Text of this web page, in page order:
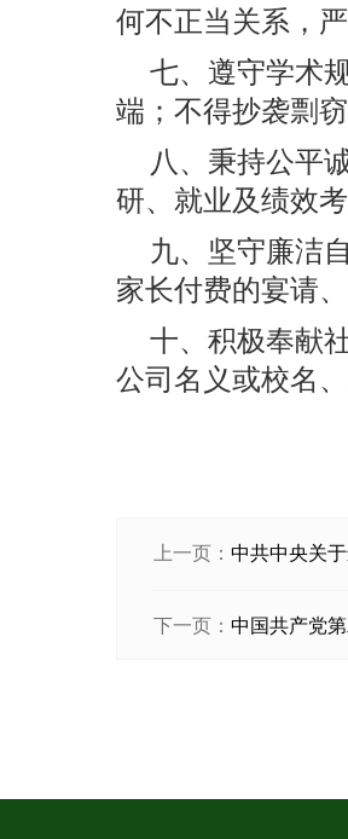
何不正当关系，
七、遵守学术
端；不得抄袭剽
八、秉持公平
研、就业及绩效
九、坚守廉洁
家长付费的宴请
十、积极奉献
公司名义或校名
上一页： 中共中央关
下一页： 中国共产党